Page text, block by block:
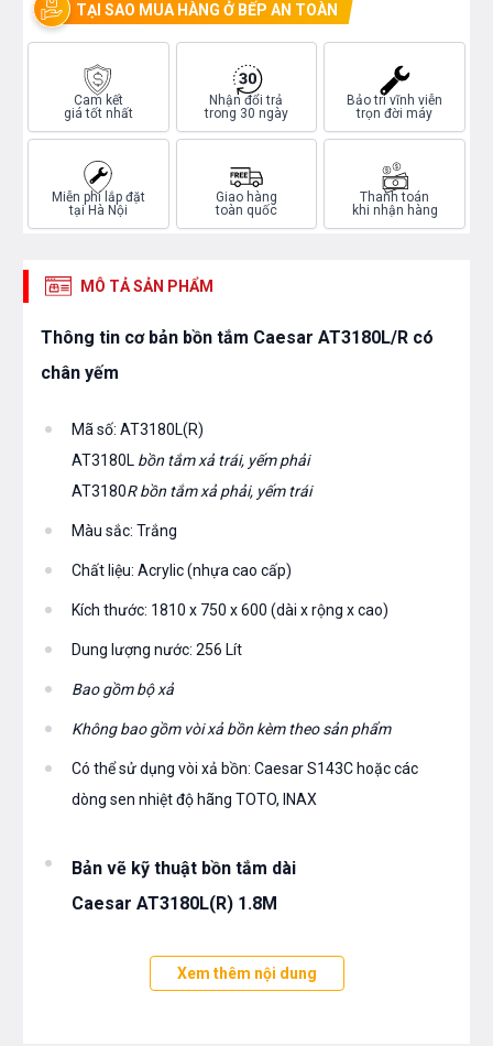
TẠI SAO MUA HÀNG Ở BẾP AN TOÀN
Cam kết
giá tốt nhất
Nhận đổi trả
trong 30 ngày
Bảo trì vĩnh viễn
trọn đời máy
Miễn phí lắp đặt
tại Hà Nội
Giao hàng
toàn quốc
Thanh toán
khi nhận hàng
MÔ TẢ SẢN PHẨM
Thông tin cơ bản bồn tắm Caesar AT3180L/R có
chân yếm
Mã số: AT3180L(R)
AT3180L bồn tắm xả trái, yếm phải
AT3180R bồn tắm xả phải, yếm trái
Màu sắc: Trắng
Chất liệu: Acrylic (nhựa cao cấp)
Kích thước: 1810 x 750 x 600 (dài x rộng x cao)
Dung lượng nước: 256 Lít
Bao gồm bộ xả
Không bao gồm vòi xả bồn kèm theo sản phẩm
Có thể sử dụng vòi xả bồn: Caesar S143C hoặc các
dòng sen nhiệt độ hãng TOTO, INAX
Bản vẽ kỹ thuật bồn tắm dài
Caesar AT3180L(R) 1.8M
Xem thêm nội dung